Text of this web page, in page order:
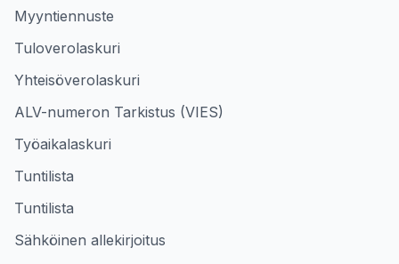
Myyntiennuste
Tuloverolaskuri
Yhteisöverolaskuri
ALV-numeron Tarkistus (VIES)
Työaikalaskuri
Tuntilista
Tuntilista
Sähköinen allekirjoitus